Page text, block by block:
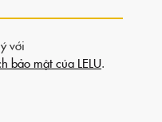
với
bảo mật của LELU.